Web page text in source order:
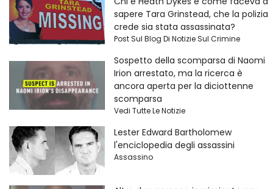
sapere Tara Grinstead, che la polizia
crede sia stata assassinata?
Post Sul Blog Di Notizie Sul Crimine
Sospetto della scomparsa di Naomi
Irion arrestato, ma la ricerca è
ancora aperta per la diciottenne
scomparsa
Vedi Tutte Le Notizie
Lester Edward Bartholomew
l'enciclopedia degli assassini
Assassino